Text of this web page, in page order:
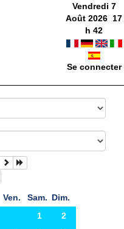
Vendredi 7
Août 2026 17
h42
Se connecter
Ven. Sam. Dim.
1
2